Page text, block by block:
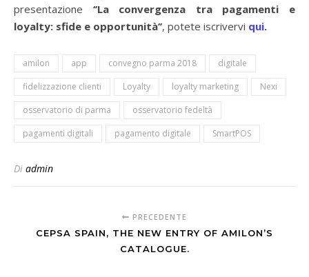
presentazione ‘’La convergenza tra pagamenti e
loyalty: sfide e opportunità’’, potete iscrivervi qui.
amilon app convegno parma 2018
digitale
fidelizzazione clienti
Loyalty loyalty marketing
Nexi
osservatorio di parma
osservatorio fedeltà
pagamenti digitali
pagamento digitale SmartPOS
Di admin
PRECEDENTE
CEPSA SPAIN, THE NEW ENTRY OF AMILON’S
CATALOGUE.